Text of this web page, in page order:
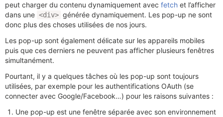
peut charger du contenu dynamiquement avec fetch et l’afficher
dans une <div> générée dynamiquement. Les pop-up ne sont
donc plus des choses utilisées de nos jours.
Les pop-up sont également délicate sur les appareils mobiles
puis que ces derniers ne peuvent pas afficher plusieurs fenêtres
simultanément.
Pourtant, il y a quelques tâches où les pop-up sont toujours
utilisées, par exemple pour les authentifications OAuth (se
connecter avec Google/Facebook…) pour les raisons suivantes :
Une pop-up est une fenêtre séparée avec son environnement